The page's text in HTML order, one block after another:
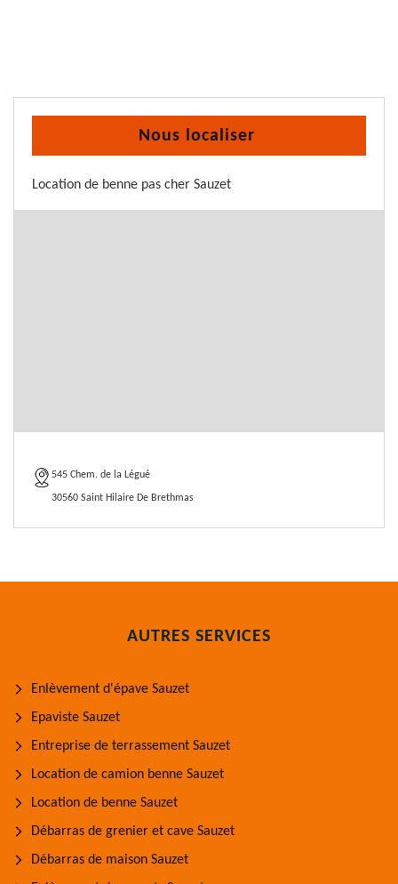
Nous localiser
Location de benne pas cher Sauzet
545 Chem. de la Légué
30560 Saint Hilaire De Brethmas
AUTRES SERVICES
Enlèvement d'épave Sauzet
Epaviste Sauzet
Entreprise de terrassement Sauzet
Location de camion benne Sauzet
Location de benne Sauzet
Débarras de grenier et cave Sauzet
Débarras de maison Sauzet